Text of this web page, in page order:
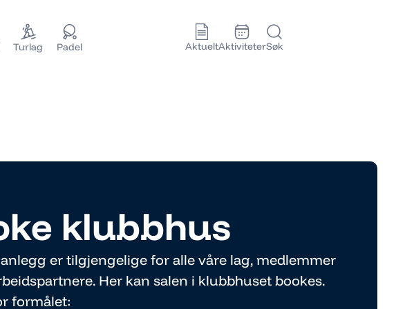
Turlag Padel AktueltAktiviteterSøk
klubbhus
anlegg er tilgjengelige for alle våre lag, medlemmer
Her kan salen i klubbhuset bookes.
formålet: